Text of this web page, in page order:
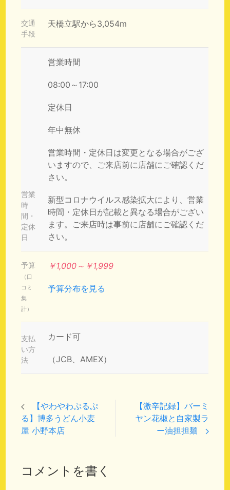
交通
手段
天橋立駅から3,054m
営業
時
間・
定休
日
営業時間
08:00～17:00
定休日
年中無休
営業時間・定休日は変更となる場合がござ
いますので、ご来店前に店舗にご確認くだ
さい。
新型コロナウイルス感染拡大により、営業
時間・定休日が記載と異なる場合がござい
ます。ご来店時は事前に店舗にご確認くだ
さい。
予算
（口
コミ
集
計）
￥1,000～￥1,999
予算分布を見る
支払
い方
法
カード可
（JCB、AMEX）
【やわやわぷるぷ
る】博多うどん小麦
屋 小野本店
【激辛記録】バーミ
ヤン花椒と自家製ラ
ー油担担麺
コメントを書く